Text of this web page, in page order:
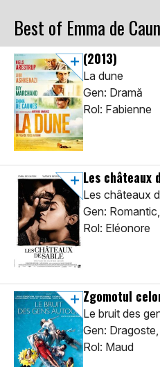
Best of Emma de
(2013)
La dune
Gen: Dramă
Rol: Fabienne
Les châteaux
Les châteaux
Gen:
Rol: Eléonore
Zgomotul
Le bruit des
Gen:
Rol: Maud